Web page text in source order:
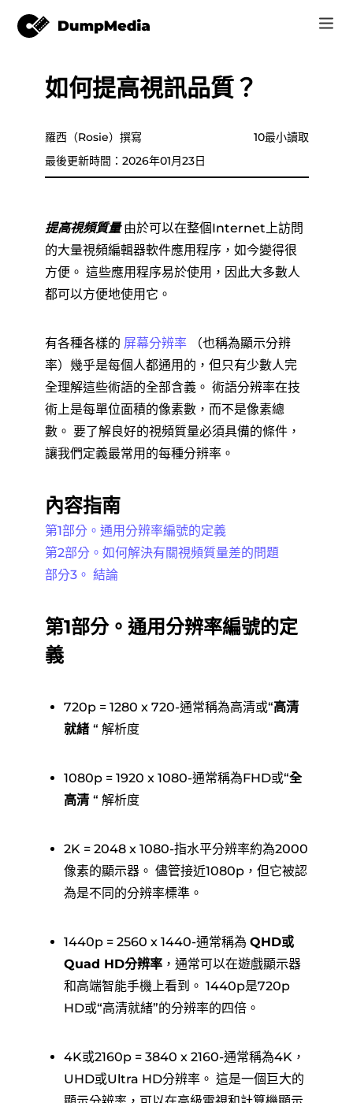
在線工具
Spotify 轉 mp3
亞馬遜音樂到 MP3
蘇諾至 MP3
登錄
如何提高視訊品質？
羅西（Rosie）撰寫
最後更新時間：2026年01月23日
10最小讀取
提高視頻質量由於可以在整個Internet上訪問
的大量視頻編輯器軟件應用程序，如今變得很
方便。 這些應用程序易於使用，因此大多數人
都可以方便地使用它。
有各種各樣的 屏幕分辨率（也稱為顯示分辨
率）幾乎是每個人都通用的，但只有少數人完
全理解這些術語的全部含義。 術語分辨率在技
術上是每單位面積的像素數，而不是像素總
數。 要了解良好的視頻質量必須具備的條件，
讓我們定義最常用的每種分辨率。
內容指南
第1部分。通用分辨率編號的定義
第2部分。如何解決有關視頻質量差的問題
部分3。 結論
第1部分。通用分辨率編號的定
義
720p = 1280 x 720-通常稱為高清或“高清
就緒 “ 解析度
1080p = 1920 x 1080-通常稱為FHD或“全
高清 “ 解析度
2K = 2048 x 1080-指水平分辨率約為2000
像素的顯示器。 儘管接近1080p，但它被認
為是不同的分辨率標準。
1440p = 2560 x 1440-通常稱為 QHD或
Quad HD分辨率，通常可以在遊戲顯示器
和高端智能手機上看到。 1440p是720p
HD或“高清就緒”的分辨率的四倍。
4K或2160p = 3840 x 2160-通常稱為4K，
UHD或Ultra HD分辨率。 這是一個巨大的